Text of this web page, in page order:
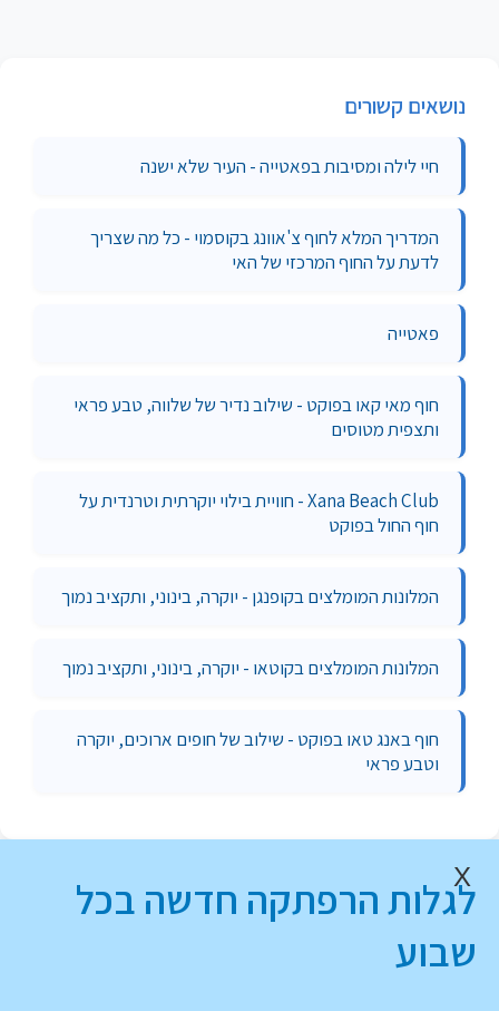
נושאים קשורים
חיי לילה ומסיבות בפאטייה - העיר שלא ישנה
המדריך המלא לחוף צ'אוונג בקוסמוי - כל מה שצריך
לדעת על החוף המרכזי של האי
פאטייה
חוף מאי קאו בפוקט - שילוב נדיר של שלווה, טבע פראי
ותצפית מטוסים
Xana Beach Club - חוויית בילוי יוקרתית וטרנדית על
חוף החול בפוקט
המלונות המומלצים בקופנגן - יוקרה, בינוני, ותקציב נמוך
המלונות המומלצים בקוטאו - יוקרה, בינוני, ותקציב נמוך
חוף באנג טאו בפוקט - שילוב של חופים ארוכים, יוקרה
וטבע פראי
X
לגלות הרפתקה חדשה בכל
שבוע